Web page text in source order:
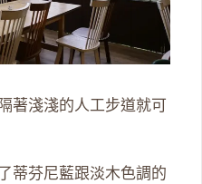
著淺淺的人工步道就可
蒂芬尼藍跟淡木色調的